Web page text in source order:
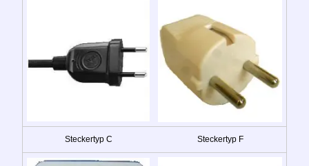
Steckertyp C Steckertyp F